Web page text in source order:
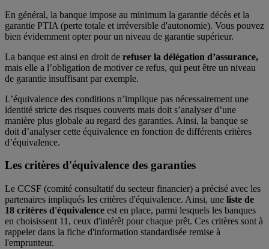
En général, la banque impose au minimum la garantie décès et la
garantie PTIA (perte totale et irréversible d'autonomie). Vous pouvez
bien évidemment opter pour un niveau de garantie supérieur.
La banque est ainsi en droit de refuser la délégation d’assurance,
mais elle a l’obligation de motiver ce refus, qui peut être un niveau
de garantie insuffisant par exemple.
L’équivalence des conditions n’implique pas nécessairement une
identité stricte des risques couverts mais doit s’analyser d’une
manière plus globale au regard des garanties. Ainsi, la banque se
doit d’analyser cette équivalence en fonction de différents critères
d’équivalence.
Les critères d'équivalence des garanties
Le CCSF (comité consultatif du secteur financier) a précisé avec les
partenaires impliqués les critères d'équivalence. Ainsi, une liste de
18 critères d'équivalence est en place, parmi lesquels les banques
en choisissent 11, ceux d'intérêt pour chaque prêt. Ces critères sont à
rappeler dans la fiche d'information standardisée remise à
l'emprunteur.